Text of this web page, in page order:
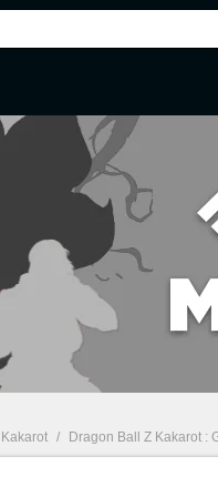
/ Dragon Ball Z Kakarot :